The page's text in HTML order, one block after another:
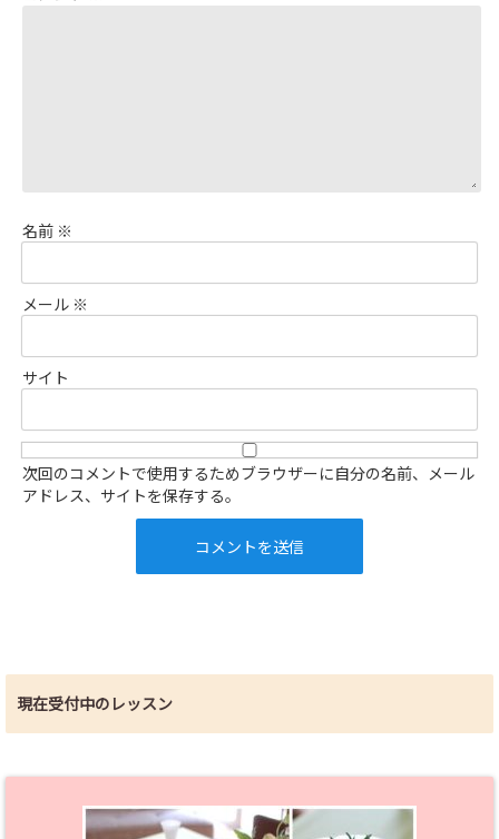
名前 ※
メール ※
サイト
次回のコメントで使用するためブラウザーに自分の名前、メール
アドレス、サイトを保存する。
現在受付中のレッスン